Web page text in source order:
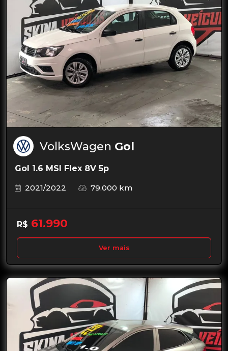
VolksWagen Gol
Gol 1.6 MSI Flex 8V 5p
2021/2022
79.000 km
R$ 61.990
Ver mais